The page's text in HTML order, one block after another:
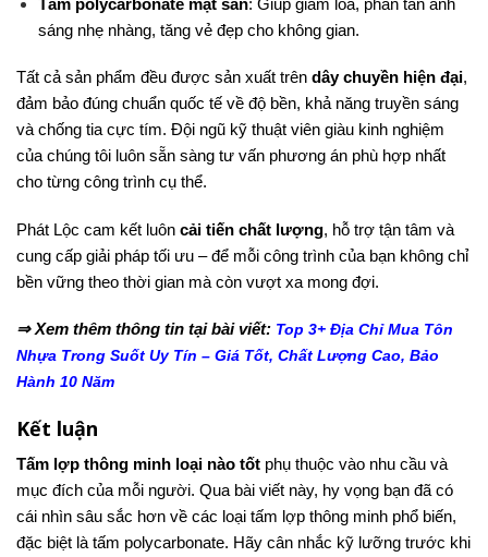
sáng nhẹ nhàng, tăng vẻ đẹp cho không gian.
Tất cả sản phẩm đều được sản xuất trên dây chuyền hiện đại,
đảm bảo đúng chuẩn quốc tế về độ bền, khả năng truyền sáng
và chống tia cực tím. Đội ngũ kỹ thuật viên giàu kinh nghiệm
của chúng tôi luôn sẵn sàng tư vấn phương án phù hợp nhất
cho từng công trình cụ thể.
Phát Lộc cam kết luôn cải tiến chất lượng, hỗ trợ tận tâm và
cung cấp giải pháp tối ưu – để mỗi công trình của bạn không chỉ
bền vững theo thời gian mà còn vượt xa mong đợi.
⇒ Xem thêm thông tin tại bài viết: Top 3+ Địa Chỉ Mua Tôn
Nhựa Trong Suốt Uy Tín – Giá Tốt, Chất Lượng Cao, Bảo
Hành 10 Năm
Kết luận
Tấm lợp thông minh loại nào tốt phụ thuộc vào nhu cầu và
mục đích của mỗi người. Qua bài viết này, hy vọng bạn đã có
cái nhìn sâu sắc hơn về các loại tấm lợp thông minh phổ biến,
đặc biệt là tấm polycarbonate. Hãy cân nhắc kỹ lưỡng trước khi